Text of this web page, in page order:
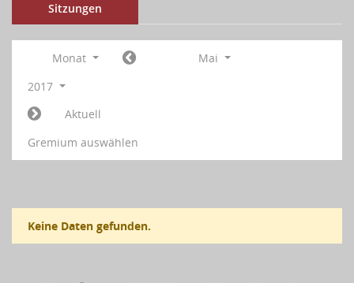
Sitzungen
Monat
Mai
2017
Aktuell
Gremium auswählen
Keine Daten gefunden.